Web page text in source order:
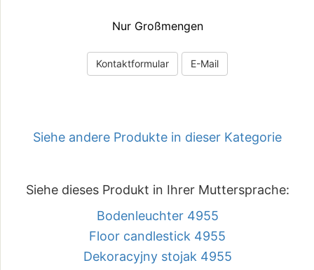
Nur Großmengen
Kontaktformular E-Mail
Siehe andere Produkte in dieser Kategorie
Siehe dieses Produkt in Ihrer Muttersprache:
Bodenleuchter 4955
Floor candlestick 4955
Dekoracyjny stojak 4955